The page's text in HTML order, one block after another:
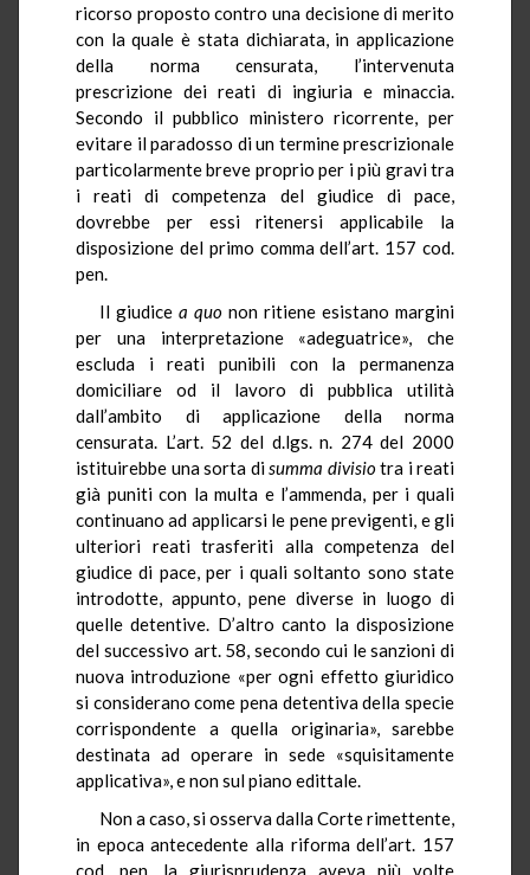
ricorso proposto contro una decisione di merito
con la quale è stata dichiarata, in applicazione
della norma censurata, l’intervenuta
prescrizione dei reati di ingiuria e minaccia.
Secondo il pubblico ministero ricorrente, per
evitare il paradosso di un termine prescrizionale
particolarmente breve proprio per i più gravi tra
i reati di competenza del giudice di pace,
dovrebbe per essi ritenersi applicabile la
disposizione del primo comma dell’art. 157 cod.
pen.
Il giudice a quo non ritiene esistano margini
per una interpretazione «adeguatrice», che
escluda i reati punibili con la permanenza
domiciliare od il lavoro di pubblica utilità
dall’ambito di applicazione della norma
censurata. L’art. 52 del d.lgs. n. 274 del 2000
istituirebbe una sorta disumma divisiotra i reati
già puniti con la multa e l’ammenda, per i quali
continuano ad applicarsi le pene previgenti, e gli
ulteriori reati trasferiti alla competenza del
giudice di pace, per i quali soltanto sono state
introdotte, appunto, pene diverse in luogo di
quelle detentive. D’altro canto la disposizione
del successivo art. 58, secondo cui le sanzioni di
nuova introduzione «per ogni effetto giuridico
si considerano come pena detentiva della specie
corrispondente a quella originaria», sarebbe
destinata ad operare in sede «squisitamente
applicativa», e non sul piano edittale.
Non a caso, si osserva dalla Corte rimettente,
in epoca antecedente alla riforma dell’art. 157
cod. pen. la giurisprudenza aveva più volte